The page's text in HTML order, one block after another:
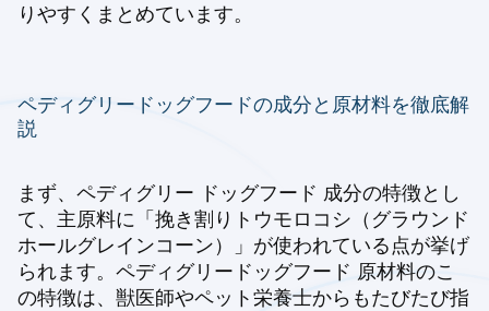
りやすくまとめています。
ペディグリードッグフードの成分と原材料を徹底解
説
まず、ペディグリー ドッグフード 成分の特徴とし
て、主原料に「挽き割りトウモロコシ（グラウンド
ホールグレインコーン）」が使われている点が挙げ
られます。ペディグリードッグフード 原材料のこ
の特徴は、獣医師やペット栄養士からもたびたび指